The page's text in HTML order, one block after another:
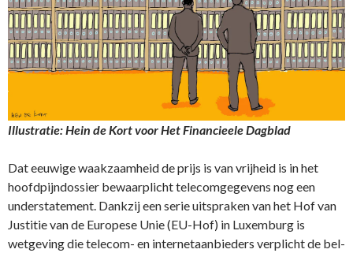
Illustratie: Hein de Kort voor Het Financieele Dagblad
Dat eeuwige waakzaamheid de prijs is van vrijheid is in het
hoofdpijndossier bewaarplicht telecomgegevens nog een
understatement. Dankzij een serie uitspraken van het Hof van
Justitie van de Europese Unie (EU-Hof) in Luxemburg is
wetgeving die telecom- en internetaanbieders verplicht de bel-